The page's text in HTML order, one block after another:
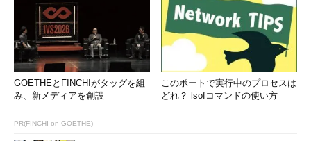
GOETHEとFINCHIがタッグを組
み、新メディアを創設
PR(FINCHI on GOETHE)
このポートで実行中のプロセスは
どれ？ lsofコマンドの使い方